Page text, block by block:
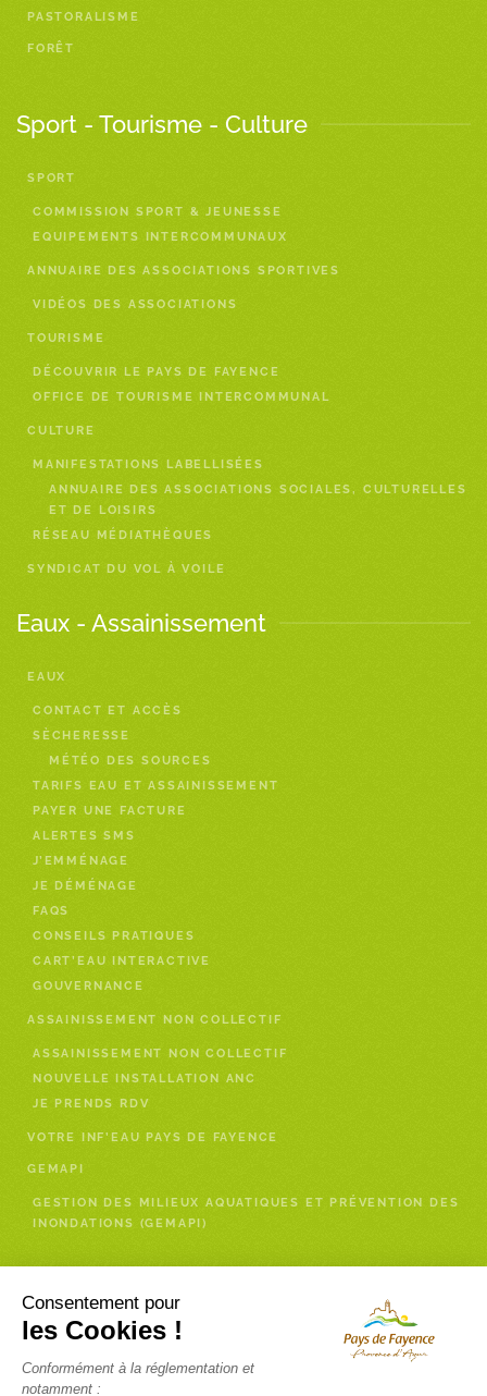
Consentement pour
les Cookies !
Conformément à la réglementation et
notamment :
PASTORALISME
FORÊT
Sport - Tourisme - Culture
SPORT
COMMISSION SPORT & JEUNESSE
EQUIPEMENTS INTERCOMMUNAUX
ANNUAIRE DES ASSOCIATIONS SPORTIVES
VIDÉOS DES ASSOCIATIONS
TOURISME
DÉCOUVRIR LE PAYS DE FAYENCE
OFFICE DE TOURISME INTERCOMMUNAL
CULTURE
MANIFESTATIONS LABELLISÉES
ANNUAIRE DES ASSOCIATIONS SOCIALES, CULTURELLES
ET DE LOISIRS
RÉSEAU MÉDIATHÈQUES
SYNDICAT DU VOL À VOILE
Eaux - Assainissement
EAUX
CONTACT ET ACCÈS
SÈCHERESSE
MÉTÉO DES SOURCES
TARIFS EAU ET ASSAINISSEMENT
PAYER UNE FACTURE
ALERTES SMS
J’EMMÉNAGE
JE DÉMÉNAGE
FAQS
CONSEILS PRATIQUES
CART’EAU INTERACTIVE
GOUVERNANCE
ASSAINISSEMENT NON COLLECTIF
ASSAINISSEMENT NON COLLECTIF
NOUVELLE INSTALLATION ANC
JE PRENDS RDV
VOTRE INF’EAU PAYS DE FAYENCE
GEMAPI
GESTION DES MILIEUX AQUATIQUES ET PRÉVENTION DES
INONDATIONS (GEMAPI)
Enfance- Services à la personne
INSCRIPTION NEWSLETTER RELAIS PETITE ENFANCE